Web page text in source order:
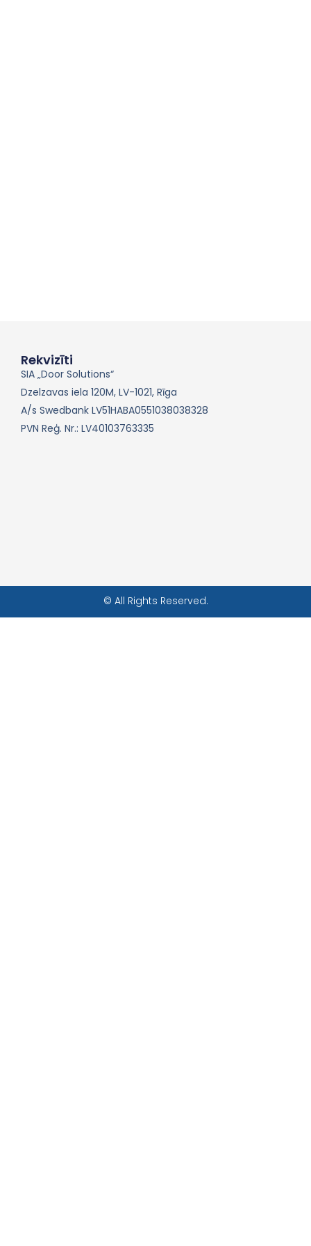
Rekvizīti
SIA „Door Solutions“
Dzelzavas iela 120M, LV-1021, Rīga
A/s Swedbank LV51HABA0551038038328
PVN Reģ. Nr.: LV40103763335
© All Rights Reserved.